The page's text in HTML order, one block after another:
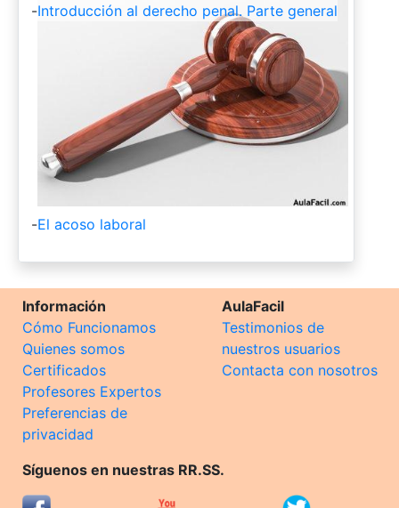
-Introducción al derecho penal. Parte general
-El acoso laboral
Información
Cómo Funcionamos
Quienes somos
Certificados
Profesores Expertos
Preferencias de
privacidad
AulaFacil
Testimonios de
nuestros usuarios
Contacta con nosotros
Síguenos en nuestras RR.SS.